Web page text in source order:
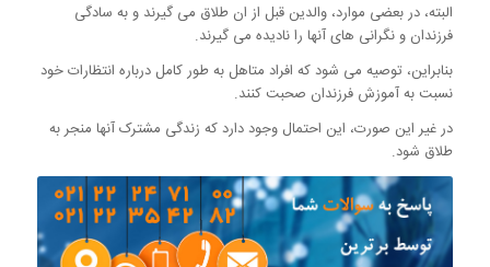
البته، در بعضی موارد، والدین قبل از ان طلاق می گیرند و به سادگی
فرزندان و نگرانی های آنها را نادیده می گیرند.
بنابراین، توصیه می شود که افراد متاهل به طور کامل درباره انتظارات خود
نسبت به آموزش فرزندان صحبت کنند.
در غیر این صورت، این احتمال وجود دارد که زندگی مشترک آنها منجر به
طلاق شود.